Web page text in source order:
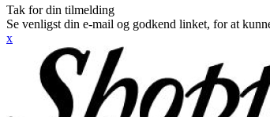
Tak for din tilmelding
Se venligst din e-mail og godkend linket, for at
x